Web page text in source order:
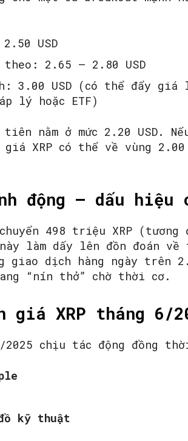
USD
2.65 – 2.80 USD
3.00 USD (có thể đẩy
lý hoặc ETF)
nằm ở mức 2.20 USD.
XRP có thể về vùng
động – dấu
498 triệu XRP
làm dấy lên đồn đoán
dịch hàng ngày trên
“nín thở” chờ thời cơ.
giá XRP tháng 6/
2025 chịu tác động đồng
kỹ thuật